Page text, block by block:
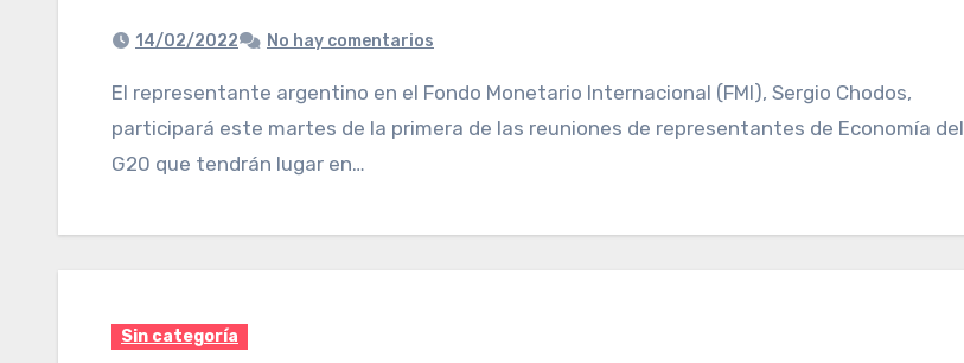
14/02/2022 No hay comentarios
El representante argentino en el Fondo Monetario Internacional (FMI), Sergio Chodos,
participará este martes de la primera de las reuniones de representantes de Economía del
G20 que tendrán lugar en…
Sin categoría